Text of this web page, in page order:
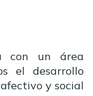
con un área
el desarrollo
y social